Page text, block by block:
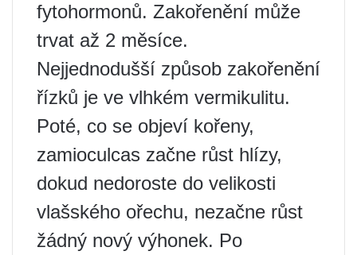
fytohormonů. Zakořenění může
trvat až 2 měsíce.
Nejjednodušší způsob zakořenění
řízků je ve vlhkém vermikulitu.
Poté, co se objeví kořeny,
zamioculcas začne růst hlízy,
dokud nedoroste do velikosti
vlašského ořechu, nezačne růst
žádný nový výhonek. Po